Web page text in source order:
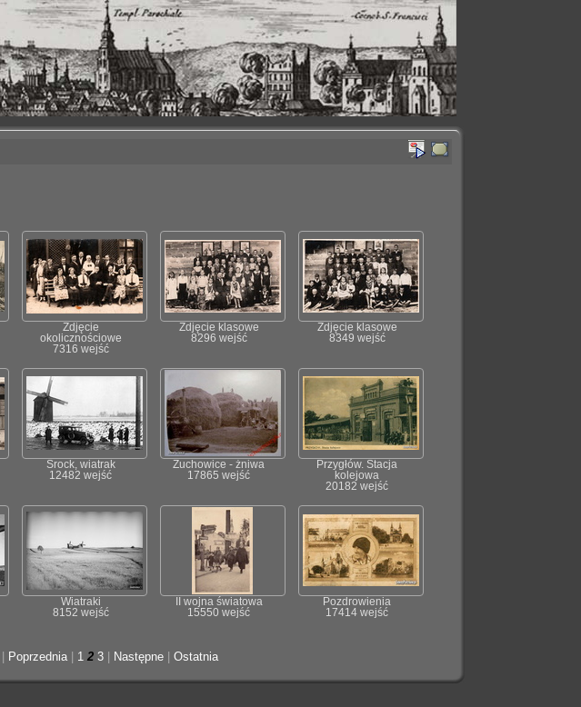
Zdjęcie
okolicznościowe
7316 wejść
Zdjęcie klasowe
8296 wejść
Zdjęcie klasowe
8349 wejść
Srock, wiatrak
12482 wejść
Żuchowice - żniwa
17865 wejść
Przygłów. Stacja
kolejowa
20182 wejść
Wiatraki
8152 wejść
II wojna światowa
15550 wejść
Pozdrowienia
17414 wejść
Poprzednia| 1 2 3 Następne Ostatnia